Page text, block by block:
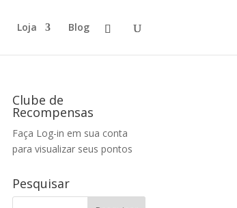
Loja Blog
Clube de
Recompensas
Faça Log-in em sua conta
para visualizar seus pontos
Pesquisar